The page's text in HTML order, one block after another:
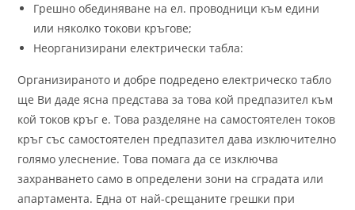
Грешно обединяване на ел. проводници към едини
или няколко токови кръгове;
Неорганизирани електрически табла:
Организираното и добре подредено електрическо табло
ще Ви даде ясна представа за това кой предпазител към
кой токов кръг е. Това разделяне на самостоятелен токов
кръг със самостоятелен предпазител дава изключително
голямо улеснение. Това помага да се изключва
захранването само в определени зони на сградата или
апартамента. Една от най-срещаните грешки при